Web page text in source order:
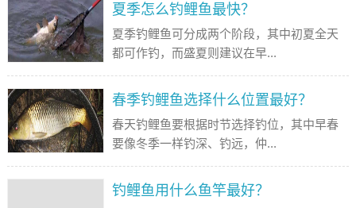
夏季怎么钓鲤鱼最快？
夏季钓鲤鱼可分成两个阶段，其中初夏全天
都可作钓，而盛夏则建议在早...
春季钓鲤鱼选择什么位置最好？
春天钓鲤鱼要根据时节选择钓位，其中早春
要像冬季一样钓深、钓远，仲...
钓鲤鱼用什么鱼竿最好？